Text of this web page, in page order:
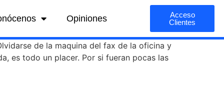
Opiniones
Acceso
Clientes
de la maquina del fax de la oficina y
es todo un placer. Por si fueran pocas las